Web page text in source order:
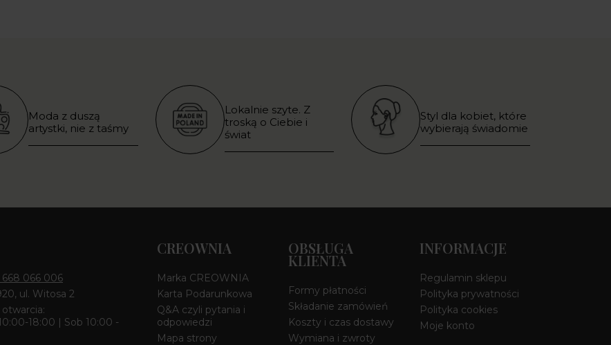
Moda z duszą
artystki, nie z taśmy
Lokalnie szyte. Z
troską o Ciebie i
świat
Styl dla kobiet, które
wybierają świadomie
066 006
ul. Witosa 2
18:00 | Sob 10:00 -
CREOWNIA
Marka CREOWNIA
Karta Podarunkowa
Q&A czyli pytania i
odpowiedzi
Mapa strony
OBSŁUGA
KLIENTA
Formy płatności
Składanie zamówień
Koszty i czas dostawy
Wymiana i zwroty
INFORMACJE
Regulamin sklepu
Polityka prywatności
Polityka cookies
Moje konto